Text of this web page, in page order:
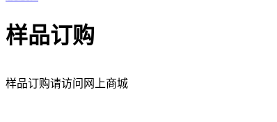
样品订购
样品订购请访问网上商城